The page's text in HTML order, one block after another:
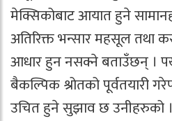
मेक्सिकोबाट आयात हुने
अतिरिक्त भन्सार महसूल तथा
आधार हुन नसक्ने बताउँछन् ।
बैकल्पिक श्रोतको पूर्वतयारी
उचित हुने सुझाव छ उनीहरुको ।